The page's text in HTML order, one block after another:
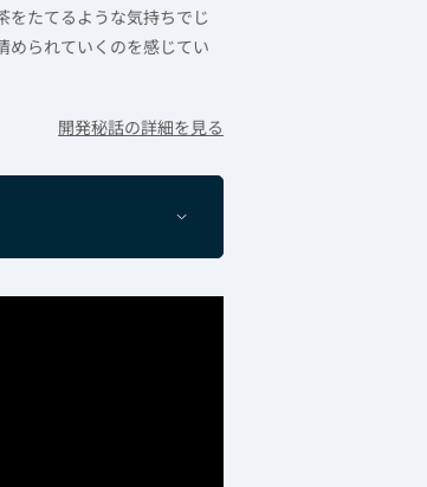
をたてるような気持ちでじ
められていくのを感じてい
開発秘話の詳細を見る